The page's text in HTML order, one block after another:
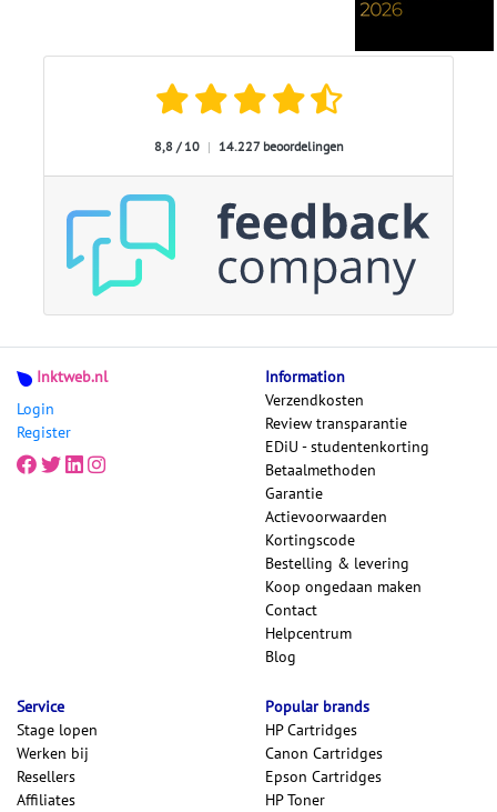
8,8 / 10 | 14.227 beoordelingen
Inktweb.nl
Login
Register
Information
Verzendkosten
Review transparantie
EDiU - studentenkorting
Betaalmethoden
Garantie
Actievoorwaarden
Kortingscode
Bestelling & levering
Koop ongedaan maken
Contact
Helpcentrum
Blog
Service
Stage lopen
Werken bij
Resellers
Affiliates
Popular brands
HP Cartridges
Canon Cartridges
Epson Cartridges
HP Toner